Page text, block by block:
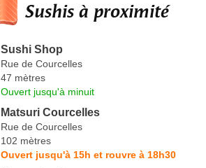
Sushis à proximité
Sushi Shop
Rue de Courcelles
47 mètres
Ouvert jusqu'à minuit
Matsuri Courcelles
Rue de Courcelles
102 mètres
Ouvert jusqu'à 15h et rouvre à 18h30